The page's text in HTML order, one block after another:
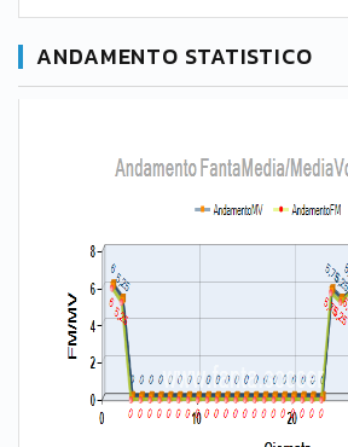
ANDAMENTO STATISTICO